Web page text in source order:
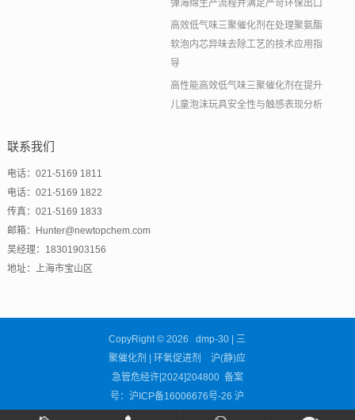
弹海绵生产流程并满足严苛环保出口
高效低气味三聚催化剂在处理聚氨酯
软泡内芯异味去除工艺的技术应用指
导
高性能高效低气味三聚催化剂在提升
儿童泡沫玩具安全性与触感表现分析
联系我们
电话：021-5169 1811
电话：021-5169 1822
传真：021-5169 1833
邮箱：Hunter@newtopchem.com
吴经理：18301903156
地址：上海市宝山区
CopyRight © 2026 dmp-30 | 三
聚催化剂 | 环氧促进剂 沪(静)应
急管危经许[2024]204800 备案
号：沪ICP备16006676号-26 沪
公网安备31011302002681号